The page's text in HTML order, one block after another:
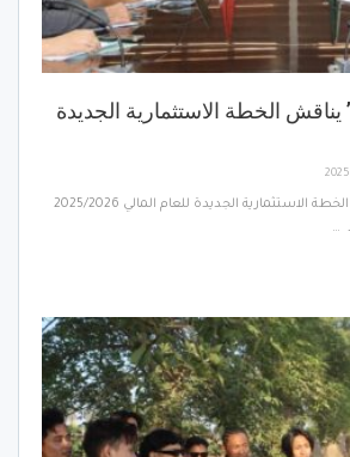
يناقش الخطة الاستثمارية الجديدة
محافظ القليوبية" يناقش الخطة الاستثمارية الجديدة للعام المالي 2025/2026
…